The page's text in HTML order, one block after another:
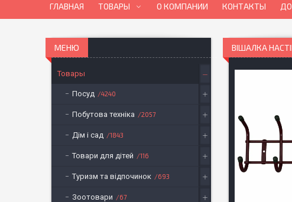
ГЛАВНАЯ ТОВАРЫ О КОМПАНИИ КОНТАКТЫ
ВІШАЛКА
Товары
Посуд 4240
Побутова техніка 2057
Дім і сад 1843
Товари для дітей 116
Туризм та відпочинок 693
Зоотовари 67